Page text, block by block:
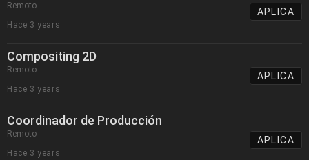
Remoto
Hace 3 years
APLICA
Compositing 2D
Remoto
Hace 3 years
APLICA
Coordinador de Producción
Remoto
Hace 3 years
APLICA